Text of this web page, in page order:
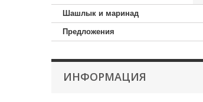
Шашлык и маринад
Предложения
ИНФОРМАЦИЯ